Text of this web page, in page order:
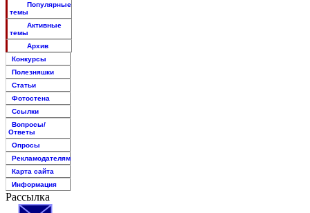
Популярные
темы
Активные
темы
Архив
Конкурсы
Полезняшки
Статьи
Фотостена
Ссылки
Вопросы/
Ответы
Опросы
Рекламодателям
Карта сайта
Информация
Рассылка